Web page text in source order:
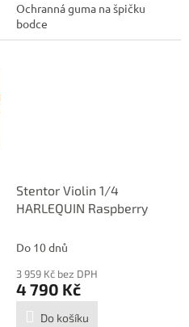
Ochranná guma na špičku
bodce
Stentor Violin 1/4
HARLEQUIN Raspberry
Do 10 dnů
3 959 Kč bez DPH
4 790 Kč
Do košíku